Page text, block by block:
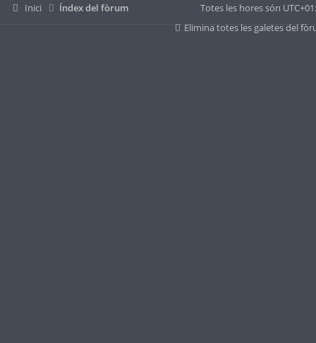
Inici Índex del fòrum Totes les hores són
Elimina totes les galetes del